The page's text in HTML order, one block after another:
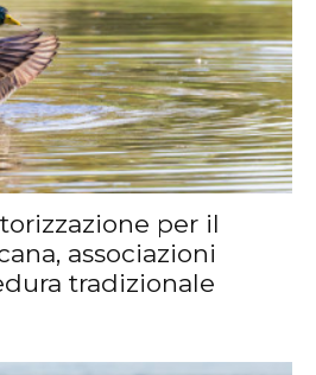
per il
associazioni
tradizionale